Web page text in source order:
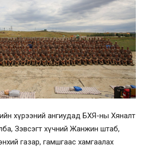
хүрээний ангиудад БХЯ-ны Хяналт
Зэвсэгт хүчний Жанжин штаб,
газар, гамшгаас хамгаалах